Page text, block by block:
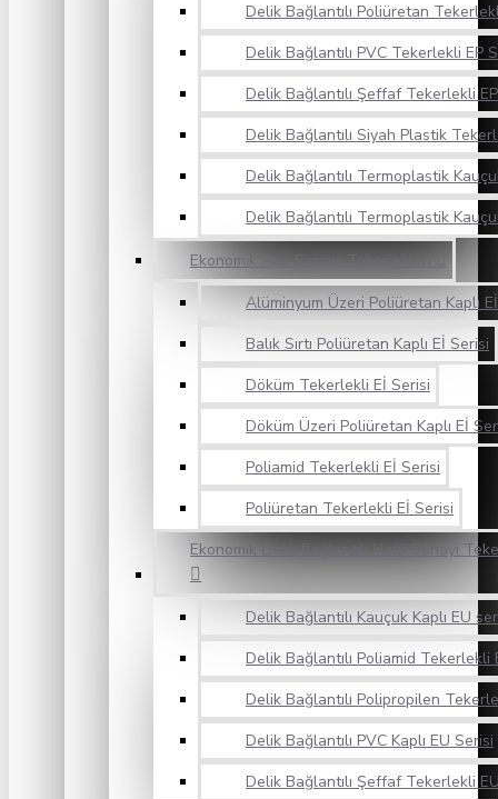
Delik Bağlantılı Poliüretan
Delik Bağlantılı PVC Tekerlekli EP
Delik Bağlantılı Şeffaf Tekerlekli
Delik Bağlantılı Siyah Plastik
Delik Bağlantılı Termoplastik
Delik Bağlantılı Termoplastik
Ekonomik Ağır Sanayi Tekerlekleri
Alüminyum Üzeri Poliüretan Kaplı
Balık Sırtı Poliüretan Kaplı Eİ Serisi
Döküm Tekerlekli Eİ Serisi
Döküm Üzeri Poliüretan Kaplı Eİ
Poliamid Tekerlekli Eİ Serisi
Poliüretan Tekerlekli Eİ Serisi
Ekonomik Delik Bağlantılı Hafif Sanayi
Delik Bağlantılı Kauçuk Kaplı EU
Delik Bağlantılı Poliamid Tekerlekli
Delik Bağlantılı Polipropilen
Delik Bağlantılı PVC Kaplı EU Serisi
Delik Bağlantılı Şeffaf Tekerlekli